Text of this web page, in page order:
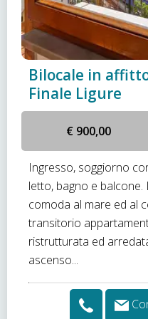
Bilocale in
Finale Ligure
€ 900,00
Ingresso, soggiorno
letto, bagno e
comoda al mare ed al
transitorio
ristrutturata ed
ascenso...